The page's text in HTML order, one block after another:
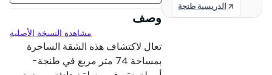
عمر البناء : بين 6 و 10 سنة
وصف
مشاهدة النسخة الأصلية
تعال لاكتشاف هذه الشقة الساحرة
بمساحة 74 متر مربع في طنجة-
الدريسية طنجة